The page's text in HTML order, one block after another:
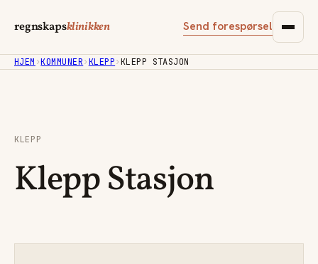
regnskapsklinikken Send forespørsel
HJEM ›KOMMUNER›KLEPP›KLEPP STASJON
KLEPP
Klepp Stasjon